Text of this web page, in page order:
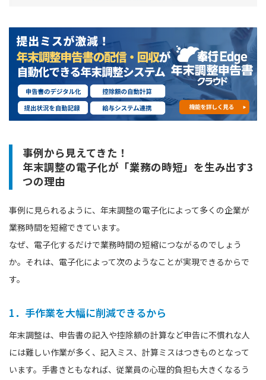
事例から見えてきた！
年末調整の電子化が「業務の時短」を生み出す3
つの理由
事例に見られるように、年末調整の電子化によって多くの企業が
業務時間を短縮できています。
なぜ、電子化するだけで業務時間の短縮につながるのでしょう
か。それは、電子化によって次のようなことが実現できるからで
す。
1．手作業を大幅に削減できるから
年末調整は、申告書の記入や控除額の計算など申告に不慣れな人
には難しい作業が多く、記入ミス、計算ミスはつきものとなって
います。手書きともなれば、従業員の心理的負担も大きくなるう